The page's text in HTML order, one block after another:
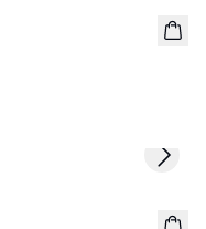
Next